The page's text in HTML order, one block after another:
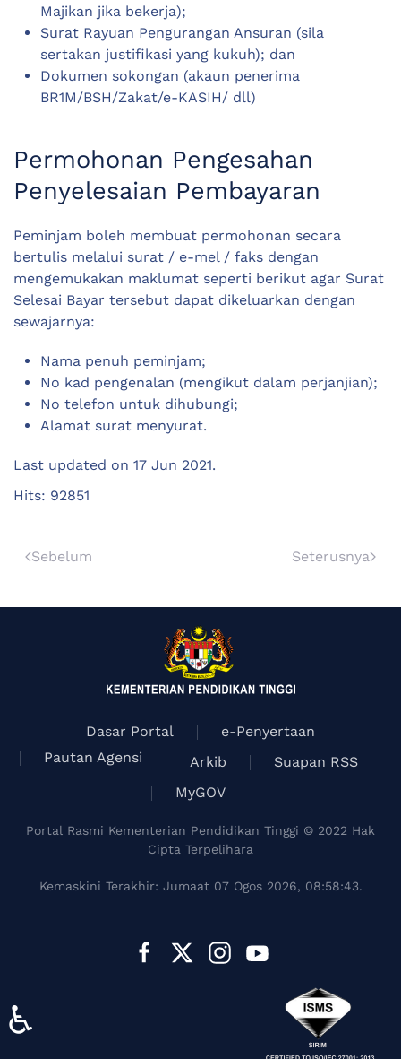
Majikan jika bekerja);
Surat Rayuan Pengurangan Ansuran (sila
sertakan justifikasi yang kukuh); dan
Dokumen sokongan (akaun penerima
BR1M/BSH/Zakat/e-KASIH/ dll)
Permohonan Pengesahan
Penyelesaian Pembayaran
Peminjam boleh membuat permohonan secara
bertulis melalui surat / e-mel / faks dengan
mengemukakan maklumat seperti berikut agar Surat
Selesai Bayar tersebut dapat dikeluarkan dengan
sewajarnya:
Nama penuh peminjam;
No kad pengenalan (mengikut dalam perjanjian);
No telefon untuk dihubungi;
Alamat surat menyurat.
Last updated on 17 Jun 2021.
Hits: 92851
Sebelum Seterusnya
Dasar Portal
e-Penyertaan
Pautan Agensi
Arkib
Suapan RSS
MyGOV
Portal Rasmi Kementerian Pendidikan Tinggi © 2022 Hak
Cipta Terpelihara
Kemaskini Terakhir: Jumaat 07 Ogos 2026, 08:58:43.